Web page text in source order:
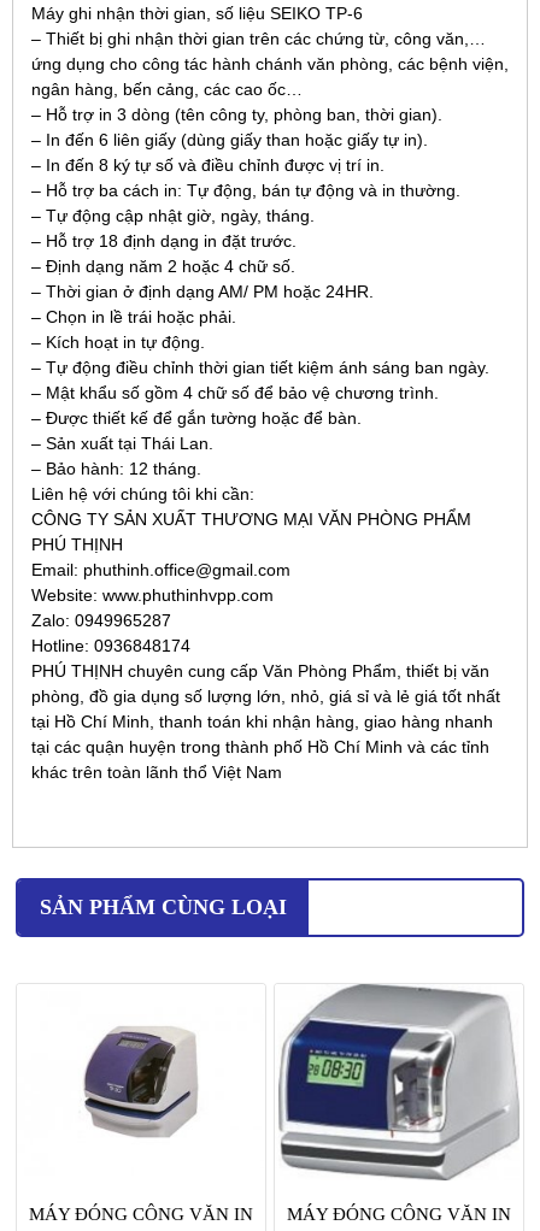
Máy ghi nhận thời gian, số liệu SEIKO TP-6
– Thiết bị ghi nhận thời gian trên các chứng từ, công văn,…
ứng dụng cho công tác hành chánh văn phòng, các bệnh viện,
ngân hàng, bến cảng, các cao ốc…
– Hỗ trợ in 3 dòng (tên công ty, phòng ban, thời gian).
– In đến 6 liên giấy (dùng giấy than hoặc giấy tự in).
– In đến 8 ký tự số và điều chỉnh được vị trí in.
– Hỗ trợ ba cách in: Tự động, bán tự động và in thường.
– Tự động cập nhật giờ, ngày, tháng.
– Hỗ trợ 18 định dạng in đặt trước.
– Định dạng năm 2 hoặc 4 chữ số.
– Thời gian ở định dạng AM/ PM hoặc 24HR.
– Chọn in lề trái hoặc phải.
– Kích hoạt in tự động.
– Tự động điều chỉnh thời gian tiết kiệm ánh sáng ban ngày.
– Mật khẩu số gồm 4 chữ số để bảo vệ chương trình.
– Được thiết kế để gắn tường hoặc để bàn.
– Sản xuất tại Thái Lan.
– Bảo hành: 12 tháng.
Liên hệ với chúng tôi khi cần:
CÔNG TY SẢN XUẤT THƯƠNG MẠI VĂN PHÒNG PHẨM
PHÚ THỊNH
Email: phuthinh.office@gmail.com
Website: www.phuthinhvpp.com
Zalo: 0949965287
Hotline: 0936848174
PHÚ THỊNH chuyên cung cấp Văn Phòng Phẩm, thiết bị văn
phòng, đồ gia dụng số lượng lớn, nhỏ, giá sỉ và lẻ giá tốt nhất
tại Hồ Chí Minh, thanh toán khi nhận hàng, giao hàng nhanh
tại các quận huyện trong thành phố Hồ Chí Minh và các tỉnh
khác trên toàn lãnh thổ Việt Nam
SẢN PHẨM CÙNG LOẠI
MÁY ĐÓNG CÔNG VĂN IN MÁY ĐÓNG CÔNG VĂN IN